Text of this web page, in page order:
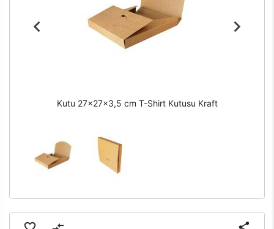
Kutu 27x27x3,5 cm T-Shirt Kutusu Kraft